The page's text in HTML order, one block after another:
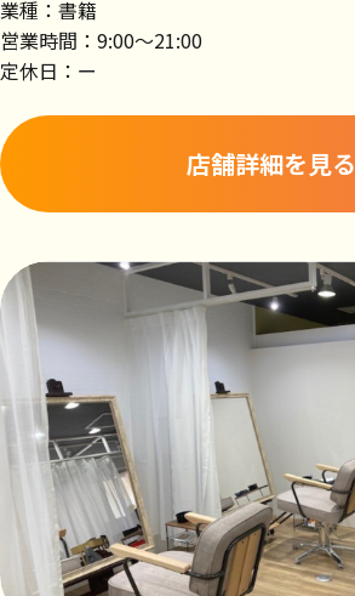
業種：書籍
営業時間：9:00～21:00
定休日：ー
店舗詳細を見る